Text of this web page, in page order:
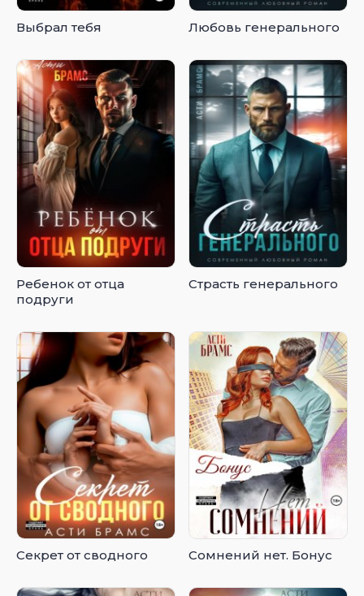
Выбрал тебя Любовь генерального
Ребенок от отца
подруги
Страсть генерального
Секрет от сводного Сомнений нет. Бонус